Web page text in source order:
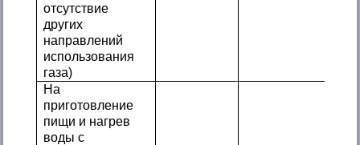
отсутствие
других
направлений
использования
газа)
На
приготовление
пищи и нагрев
воды с